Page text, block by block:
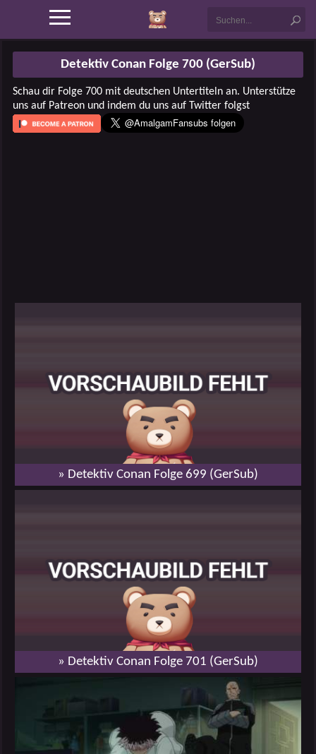
Detektiv Conan Folge 700 (GerSub)
Schau dir Folge 700 mit deutschen Untertiteln an. Unterstütze
uns auf Patreon und indem du uns auf Twitter folgst
» Detektiv Conan Folge 699 (GerSub)
» Detektiv Conan Folge 701 (GerSub)